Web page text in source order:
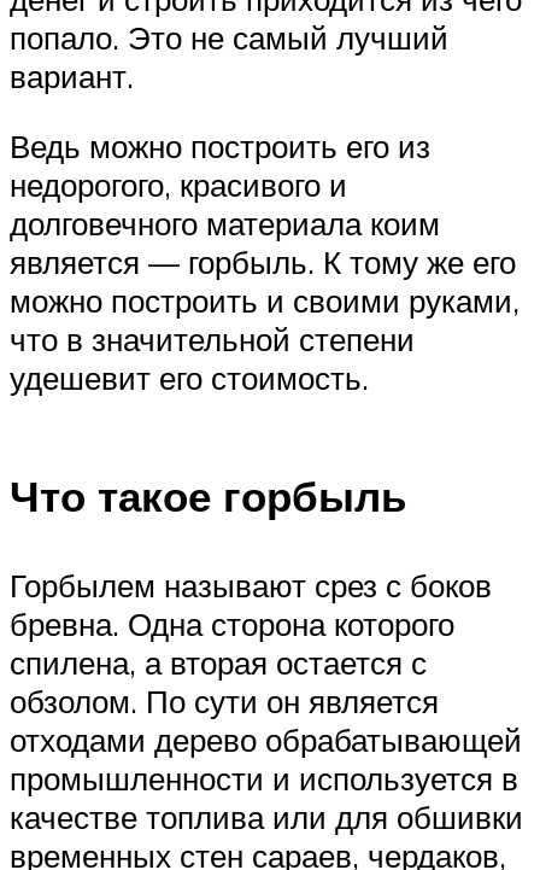
попало. Это не самый лучший
вариант.
Ведь можно построить его из
недорогого, красивого и
долговечного материала коим
является — горбыль. К тому же его
можно построить и своими руками,
что в значительной степени
удешевит его стоимость.
Что такое горбыль
Горбылем называют срез с боков
бревна. Одна сторона которого
спилена, а вторая остается с
обзолом. По сути он является
отходами дерево обрабатывающей
промышленности и используется в
качестве топлива или для обшивки
временных стен сараев, чердаков,